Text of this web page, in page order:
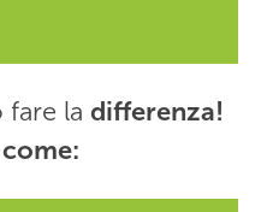
la differenza!